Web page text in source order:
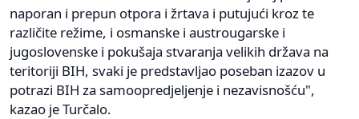
naporan i prepun otpora i žrtava i putujući kroz te
različite režime, i osmanske i austrougarske i
jugoslovenske i pokušaja stvaranja velikih država na
teritoriji BIH, svaki je predstavljao poseban izazov u
potrazi BIH za samoopredjeljenje i nezavisnošću",
kazao je Turčalo.